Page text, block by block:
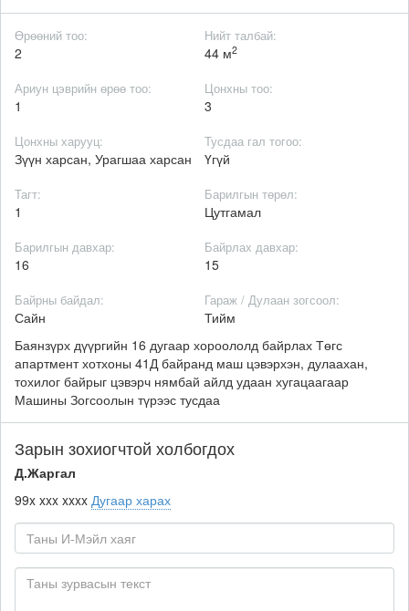
Өрөөний тоо:
2
Нийт талбай:
44 м2
Ариун цэврийн өрөө тоо:
1
Цонхны тоо:
3
Цонхны харууц:
Зүүн харсан, Урагшаа харсан
Тусдаа гал тогоо:
Үгүй
Тагт:
1
Барилгын төрөл:
Цутгамал
Барилгын давхар:
16
Байрлах давхар:
15
Байрны байдал:
Сайн
Гараж / Дулаан зогсоол:
Тийм
Баянзүрх дүүргийн 16 дугаар хороололд байрлах Төгс
апартмент хотхоны 41Д байранд маш цэвэрхэн, дулаахан,
тохилог байрыг цэвэрч нямбай айлд удаан хугацаагаар
Машины Зогсоолын түрээс тусдаа
Зарын зохиогчтой холбогдох
Д.Жаргал
99x xxx xxxx Дугаар харах